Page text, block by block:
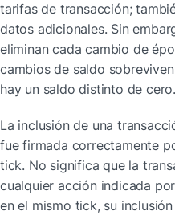
tarifas de transacción;
datos adicionales. Sin
eliminan cada cambio de
cambios de saldo
hay un saldo distinto de cero.
La inclusión de una
fue firmada correctamente
tick. No significa que la
cualquier acción indicada
en el mismo tick, su